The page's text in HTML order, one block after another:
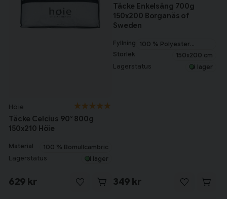
Höie
Täcke Celcius 90° 800g
150x210 Höie
Material 100 % Bomullcambric
Lagerstatus I lager
629 kr
Täcke Enkelsäng 700g
150x200 Borganäs of
Sweden
Fyllning 100 % Polyester
Storlek 150x200 cm
Lagerstatus I lager
349 kr